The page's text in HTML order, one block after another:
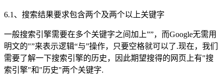
6.1、搜索结果要求包含两个及两个以上关键字
一般搜索引擎需要在多个关键字之间加上””，而Google无需用
明文的"”来表示逻辑“与”操作，只要空格就可以了.现在，我们
需要了解一下搜索引擎的历史，因此期望搜得的网页上有"搜
索引擎"和"历史"两个关键字.